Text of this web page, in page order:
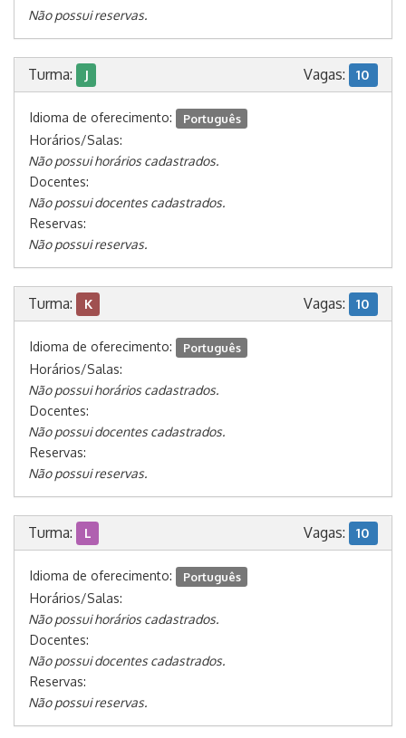
Não possui reservas.
Turma: J Vagas: 10
Idioma de oferecimento: Português
Horários/Salas:
Não possui horários cadastrados.
Docentes:
Não possui docentes cadastrados.
Reservas:
Não possui reservas.
Turma: K Vagas: 10
Idioma de oferecimento: Português
Horários/Salas:
Não possui horários cadastrados.
Docentes:
Não possui docentes cadastrados.
Reservas:
Não possui reservas.
Turma: L Vagas: 10
Idioma de oferecimento: Português
Horários/Salas:
Não possui horários cadastrados.
Docentes:
Não possui docentes cadastrados.
Reservas:
Não possui reservas.